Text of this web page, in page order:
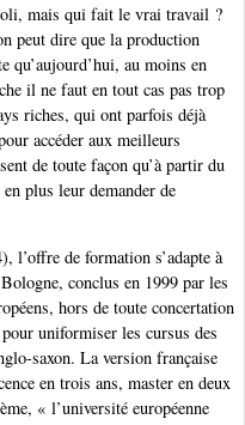
mais qui fait le vrai travail ?
peut dire que la production
qu’aujourd’hui, au moins en
il ne faut en tout cas pas trop
riches, qui ont parfois déjà
accéder aux meilleurs
de toute façon qu’à partir du
plus leur demander de
l’offre de formation s’adapte à
conclus en 1999 par les
hors de toute concertation
uniformiser les cursus des
saxon. La version française
en trois ans, master en deux
« l’université européenne